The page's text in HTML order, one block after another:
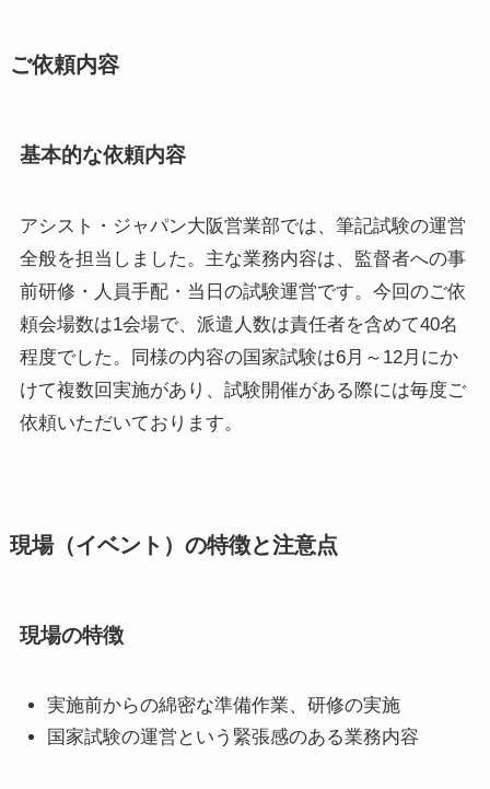
ご依頼内容
基本的な依頼内容
アシスト・ジャパン大阪営業部では、筆記試験の運営
全般を担当しました。主な業務内容は、監督者への事
前研修・人員手配・当日の試験運営です。今回のご依
頼会場数は1会場で、派遣人数は責任者を含めて40名
程度でした。同様の内容の国家試験は6月～12月にか
けて複数回実施があり、試験開催がある際には毎度ご
依頼いただいております。
現場（イベント）の特徴と注意点
現場の特徴
実施前からの綿密な準備作業、研修の実施
国家試験の運営という緊張感のある業務内容